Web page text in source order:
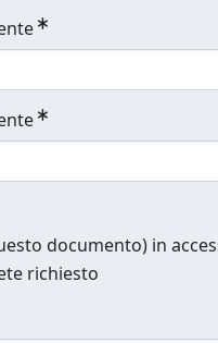
documento) in
richiesto